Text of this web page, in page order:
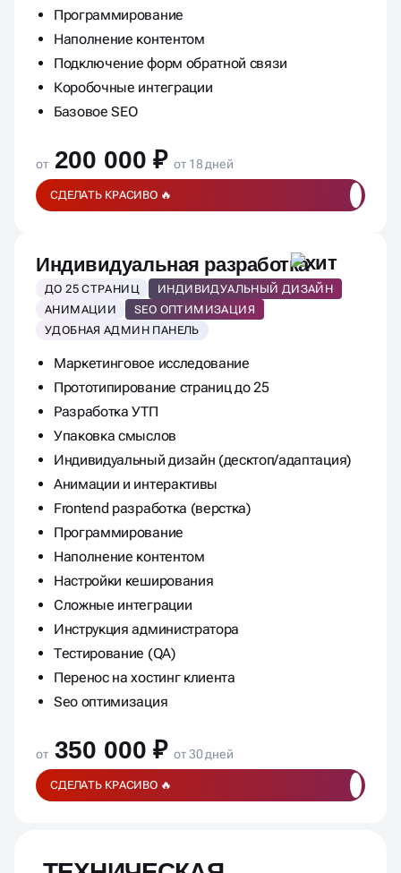
Программирование
Наполнение контентом
Подключение форм обратной связи
Коробочные интеграции
Базовое SEO
от 200 000 ₽ от 18 дней
СДЕЛАТЬ КРАСИВО 🔥
Индивидуальная разработка
ДО 25 СТРАНИЦ
ИНДИВИДУАЛЬНЫЙ ДИЗАЙН
АНИМАЦИИ
SEO ОПТИМИЗАЦИЯ
УДОБНАЯ АДМИН ПАНЕЛЬ
Маркетинговое исследование
Прототипирование страниц до 25
Разработка УТП
Упаковка смыслов
Индивидуальный дизайн (десктоп/адаптация)
Анимации и интерактивы
Frontend разработка (верстка)
Программирование
Наполнение контентом
Настройки кеширования
Сложные интеграции
Инструкция администратора
Тестирование (QA)
Перенос на хостинг клиента
Seo оптимизация
от 350 000 ₽ от 30 дней
СДЕЛАТЬ КРАСИВО 🔥